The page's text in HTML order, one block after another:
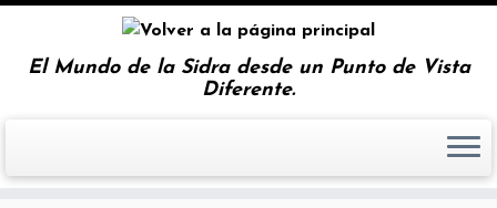
El Mundo de la Sidra desde un Punto de Vista
Diferente.